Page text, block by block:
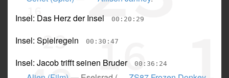
Insel: Das Herz der Insel
00:20:29
Insel: Spielregeln 00:30:47
Insel: Jacob trifft seinen Bruder 00:36:24